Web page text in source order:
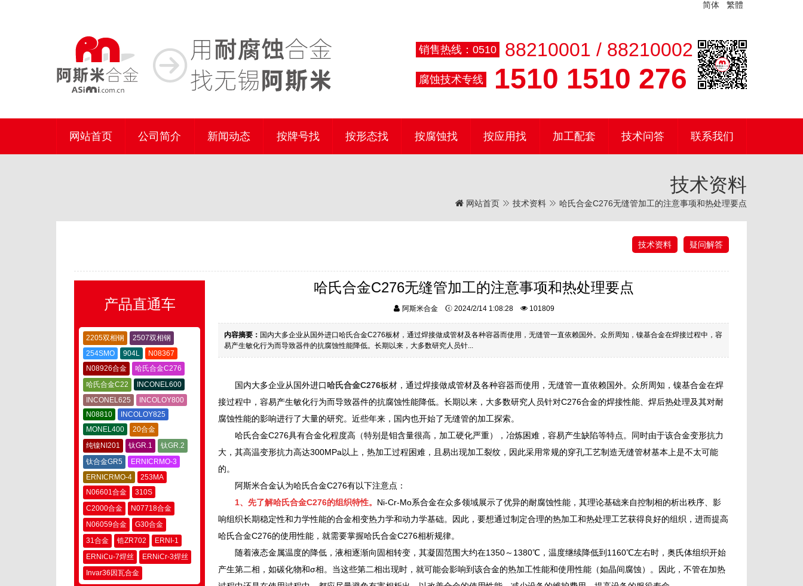
简体 繁體
销售热线：0510 88210001 / 88210002
腐蚀技术专线 1510 1510 276
网站首页 公司简介 新闻动态 按牌号找 按形态找 按腐蚀找 按应用找 加工配套 技术问答 联系我们
技术资料
网站首页 技术资料 哈氏合金C276无缝管加工的注意事项和热处理要点
技术资料 疑问解答
产品直通车
2205双相钢
2507双相钢
254SMO
904L
N08367
N08926合金
哈氏合金C276
哈氏合金C22
INCONEL600
INCONEL625
INCOLOY800
N08810
INCOLOY825
MONEL400
20合金
纯镍NI201
钛GR.1
钛GR.2
钛合金GR5
ERNICRMO-3
ERNICRMO-4
253MA
N06601合金
310S
C2000合金
N07718合金
N06059合金
G30合金
31合金
锆ZR702
ERNI-1
ERNiCu-7焊丝
ERNiCr-3焊丝
Invar36因瓦合金
哈氏合金C276无缝管加工的注意事项和热处理要点
阿斯米合金 2024/2/14 1:08:28 101809
内容摘要： 国内大多企业从国外进口哈氏合金C276板材，通过焊接做成管材及各种容器而使用，无缝管一直依赖国外。众所周知，镍基合金在焊接过程中，容
易产生敏化行为而导致器件的抗腐蚀性能降低。长期以来，大多数研究人员针...
国内大多企业从国外进口哈氏合金C276板材，通过焊接做成管材及各种容器而使用，无缝管一直依赖国外。众所周知，镍基合金在焊
接过程中，容易产生敏化行为而导致器件的抗腐蚀性能降低。长期以来，大多数研究人员针对C276合金的焊接性能、焊后热处理及其对耐
腐蚀性能的影响进行了大量的研究。近些年来，国内也开始了无缝管的加工探索。
哈氏合金C276具有合金化程度高（特别是钼含量很高，加工硬化严重），冶炼困难，容易产生缺陷等特点。同时由于该合金变形抗力
大，其高温变形抗力高达300MPa以上，热加工过程困难，且易出现加工裂纹，因此采用常规的穿孔工艺制造无缝管材基本上是不太可能
的。
阿斯米合金认为哈氏合金C276有以下注意点：
1、先了解哈氏合金C276的组织特性。 Ni-Cr-Mo系合金在众多领域展示了优异的耐腐蚀性能，其理论基础来自控制相的析出秩序、影
响组织长期稳定性和力学性能的合金相变热力学和动力学基础。因此，要想通过制定合理的热加工和热处理工艺获得良好的组织，进而提高
哈氏合金C276的使用性能，就需要掌握哈氏合金C276相析规律。
随着液态金属温度的降低，液相逐渐向固相转变，其凝固范围大约在1350～1380℃，温度继续降低到1160℃左右时，奥氏体组织开始
产生第二相，如碳化物和σ相。当这些第二相出现时，就可能会影响到该合金的热加工性能和使用性能（如晶间腐蚀）。因此，不管在加热